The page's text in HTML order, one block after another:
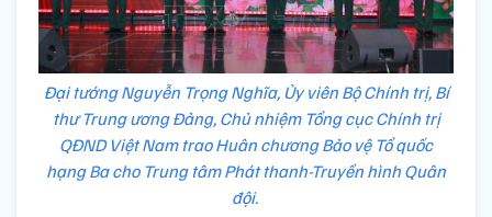
Đại tướng Nguyễn Trọng Nghĩa, Ủy viên Bộ Chính trị, Bí
thư Trung ương Đảng, Chủ nhiệm Tổng cục Chính trị
QĐND Việt Nam trao Huân chương Bảo vệ Tổ quốc
hạng Ba cho Trung tâm Phát thanh-Truyền hình Quân
đội.